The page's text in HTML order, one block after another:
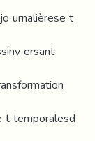
urnalièrese t
ersant
t temporalesd